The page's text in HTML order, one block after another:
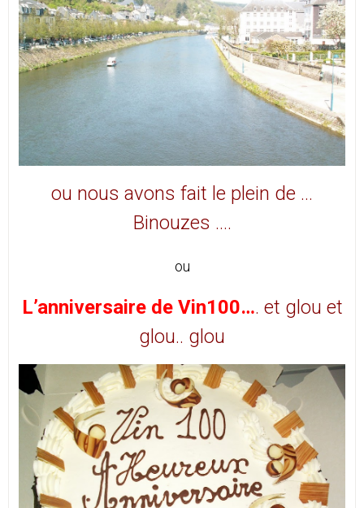
ou nous avons fait le plein de …
Binouzes ….
ou
L’anniversaire de Vin100…. et glou et
glou.. glou